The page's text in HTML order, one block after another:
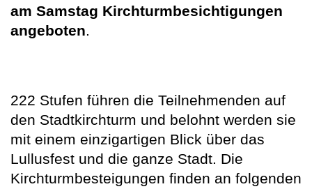
am Samstag Kirchturmbesichtigungen
angeboten.
222 Stufen führen die Teilnehmenden auf
den Stadtkirchturm und belohnt werden sie
mit einem einzigartigen Blick über das
Lullusfest und die ganze Stadt. Die
Kirchturmbesteigungen finden an folgenden